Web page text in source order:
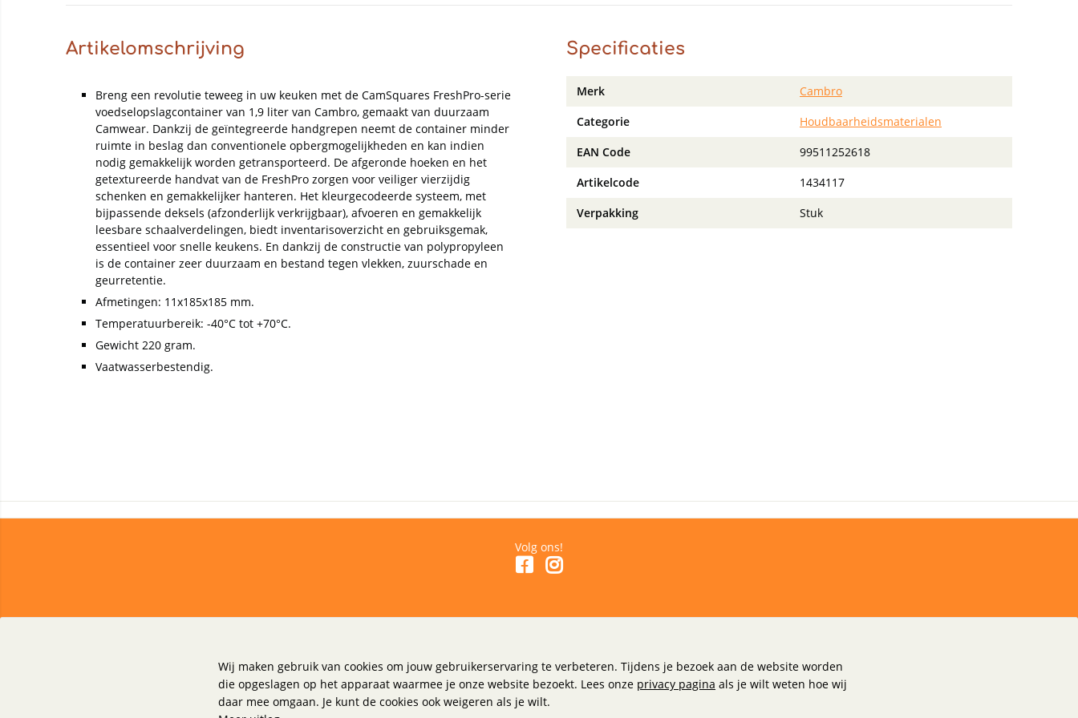
Artikelomschrijving
Breng een revolutie teweeg in uw keuken met de CamSquares FreshPro-serie
voedselopslagcontainer van 1,9 liter van Cambro, gemaakt van duurzaam
Camwear. Dankzij de geïntegreerde handgrepen neemt de container minder
ruimte in beslag dan conventionele opbergmogelijkheden en kan indien
nodig gemakkelijk worden getransporteerd. De afgeronde hoeken en het
getextureerde handvat van de FreshPro zorgen voor veiliger vierzijdig
schenken en gemakkelijker hanteren. Het kleurgecodeerde systeem, met
bijpassende deksels (afzonderlijk verkrijgbaar), afvoeren en gemakkelijk
leesbare schaalverdelingen, biedt inventarisoverzicht en gebruiksgemak,
essentieel voor snelle keukens. En dankzij de constructie van polypropyleen
is de container zeer duurzaam en bestand tegen vlekken, zuurschade en
geurretentie.
Afmetingen: 11x185x185 mm.
Temperatuurbereik: -40°C tot +70°C.
Gewicht 220 gram.
Vaatwasserbestendig.
Specificaties
Merk
Cambro
Categorie
Houdbaarheidsmaterialen
EAN Code
99511252618
Artikelcode
1434117
Verpakking
Stuk
Volg ons!
Blog
Over ons
Inloggen
Wachtwoord vergeten
Algemene Voorwaarden
Privacy & Cookies
Wij maken gebruik van cookies om jouw gebruikerservaring te verbeteren. Tijdens je bezoek aan de website worden
die opgeslagen op het apparaat waarmee je onze website bezoekt. Lees onze privacy pagina als je wilt weten hoe wij
daar mee omgaan. Je kunt de cookies ook weigeren als je wilt.